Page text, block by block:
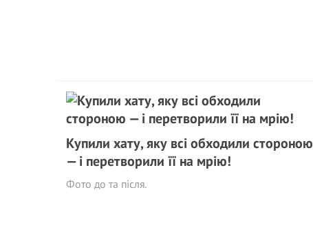
Купили хату, яку всі обходили стороною
— і перетворили її на мрію!
Фото до та після.